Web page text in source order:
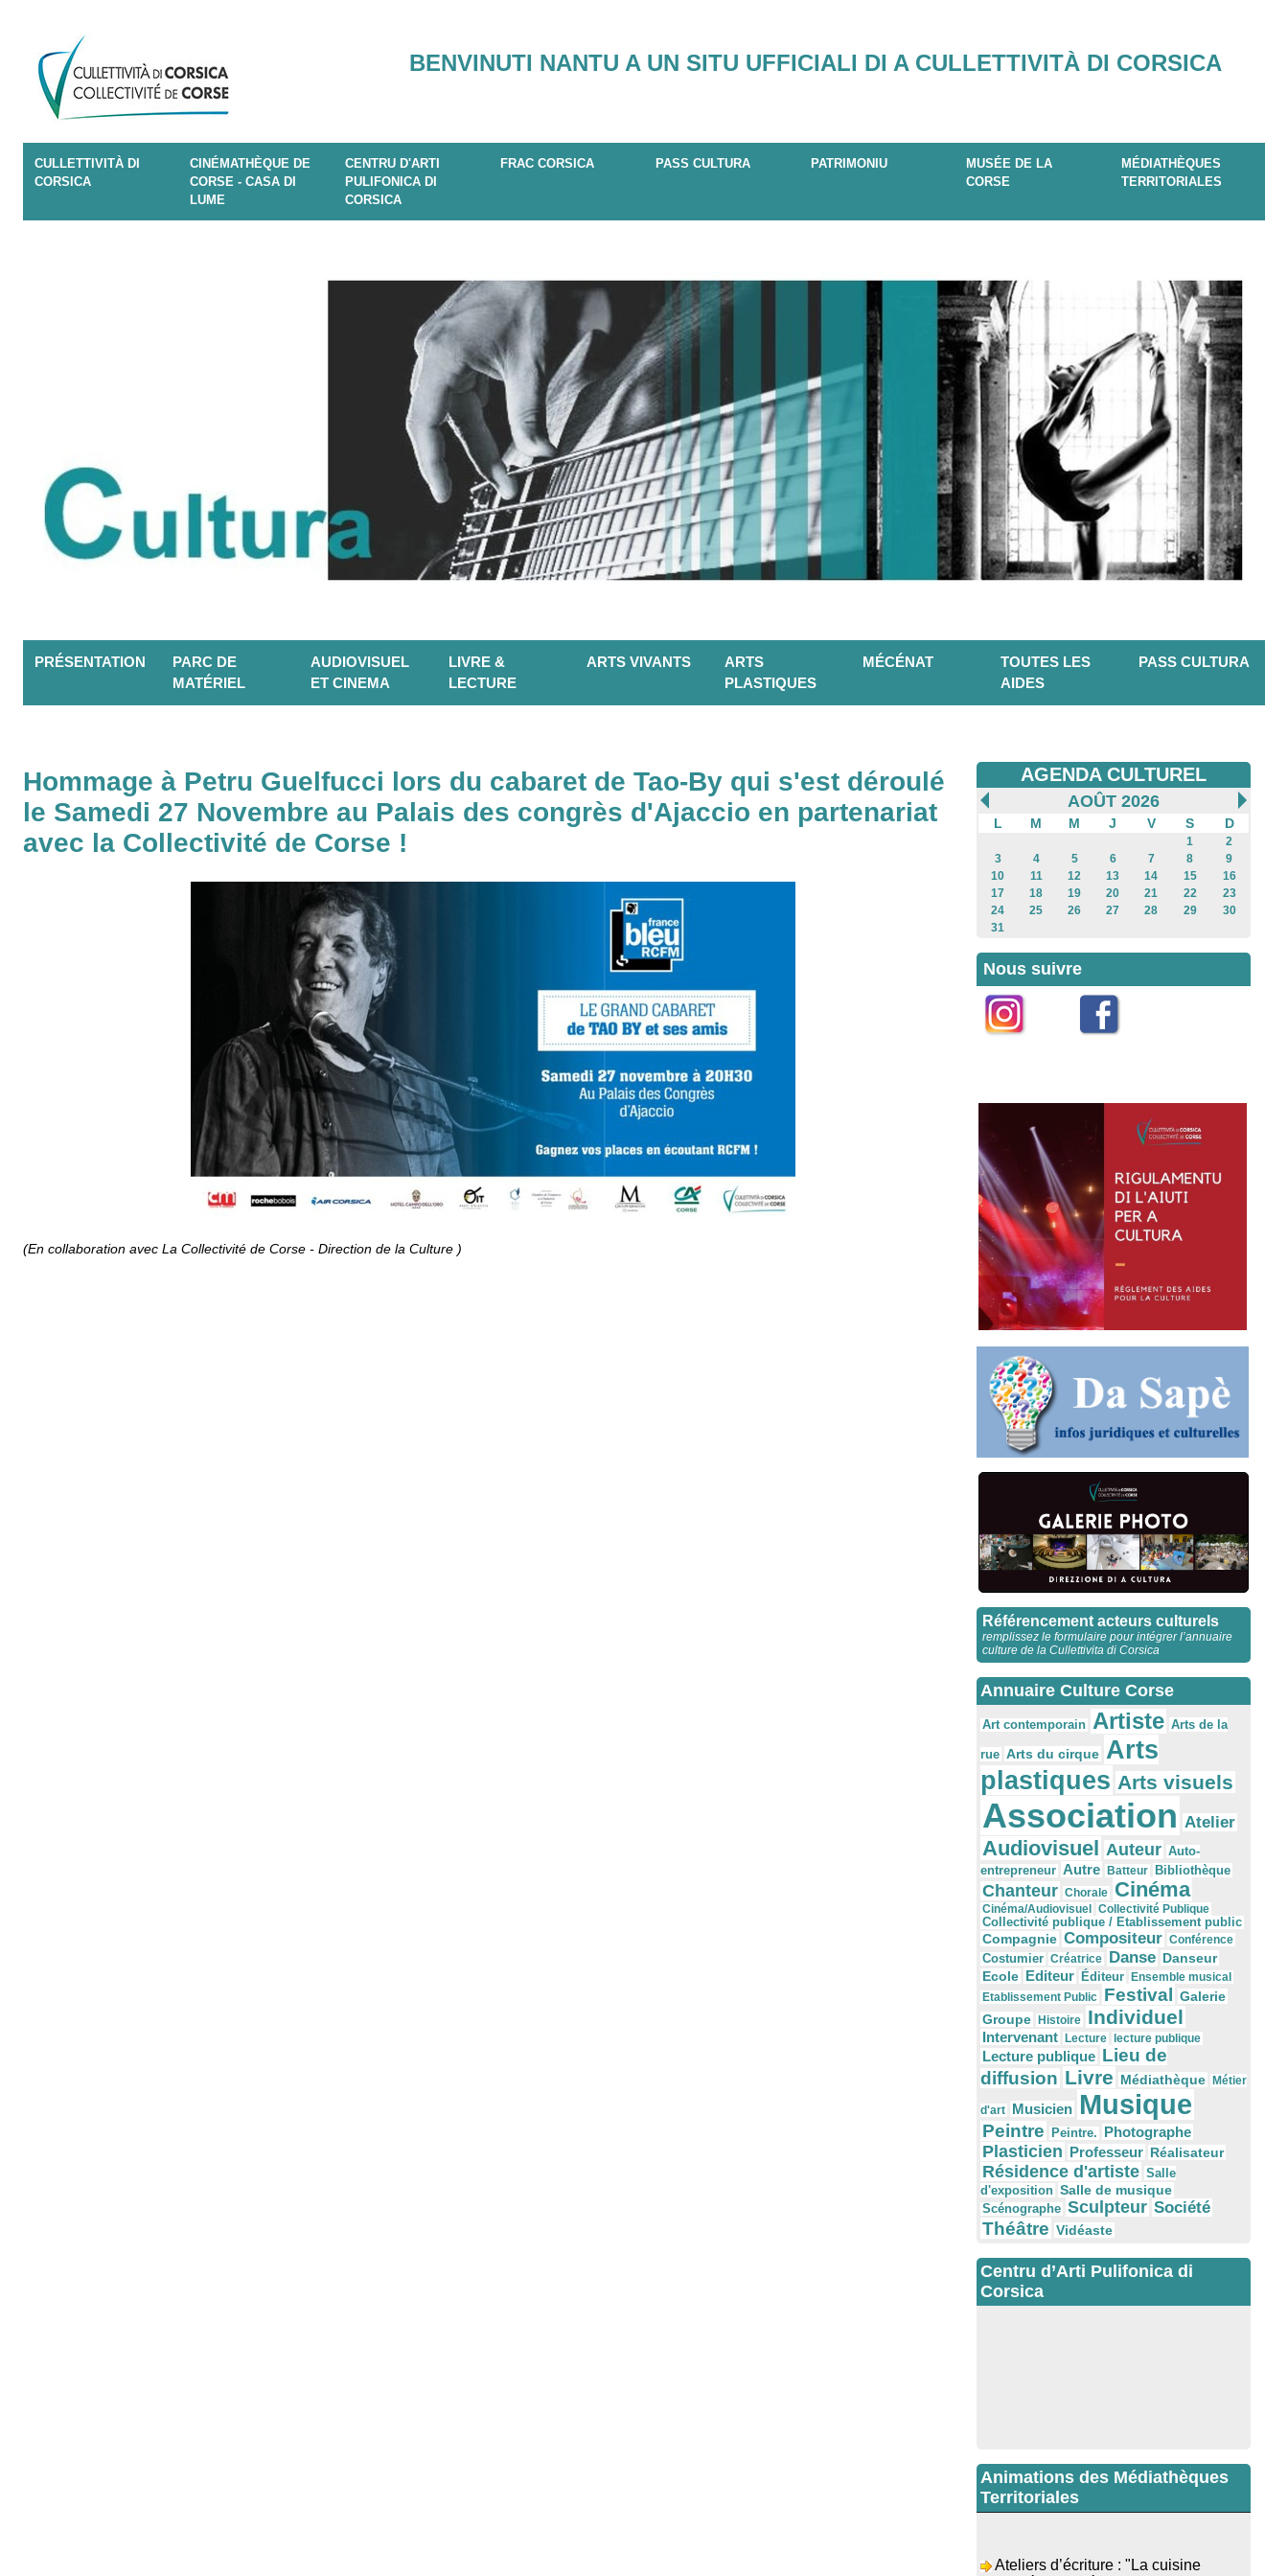
BENVINUTI NANTU A UN SITU UFFICIALI DI A CULLETTIVITÀ DI CORSICA
CULLETTIVITÀ DI
CORSICA
CINÉMATHÈQUE DE
CORSE - CASA DI
LUME
CENTRU D'ARTI
PULIFONICA DI
CORSICA
FRAC CORSICA PASS CULTURA PATRIMONIU
MUSÉE DE LA
CORSE
MÉDIATHÈQUES
TERRITORIALES
PRÉSENTATION
PARC DE
MATÉRIEL
AUDIOVISUEL
ET CINEMA
LIVRE &
LECTURE
ARTS VIVANTS
ARTS
PLASTIQUES
MÉCÉNAT
TOUTES LES
AIDES
PASS CULTURA
Hommage à Petru Guelfucci lors du cabaret de Tao-By qui s'est déroulé
le Samedi 27 Novembre au Palais des congrès d'Ajaccio en partenariat
avec la Collectivité de Corse !
(En collaboration avec La Collectivité de Corse - Direction de la Culture )
AGENDA CULTUREL
AOÛT 2026
L M M J V S D
1
2
3
4 5 6 7 8
9
10
11 12 13 14 15
16
17
18 19 20 21 22
23
24
25 26 27 28 29
30
31
Nous suivre
Référencement acteurs culturels
remplissez le formulaire pour intégrer l’annuaire
culture de la Cullettivita di Corsica
Annuaire Culture Corse
Art contemporain Artiste Arts de la
rue Arts du cirque Arts
plastiques Arts visuels
Association Atelier
Audiovisuel Auteur Auto-
entrepreneur Autre Batteur Bibliothèque
Chanteur Chorale Cinéma
Cinéma/Audiovisuel
Collectivité Publique
Collectivité publique / Etablissement public
Compagnie Compositeur Conférence
Costumier Créatrice Danse Danseur
Ecole Editeur Éditeur
Ensemble musical
Etablissement Public Festival Galerie
Groupe
Histoire Individuel
Intervenant Lecture lecture publique
Lecture publique Lieu de
diffusion Livre Médiathèque Métier
d'art Musicien Musique
Peintre Peintre. Photographe
Plasticien Professeur Réalisateur
Résidence d'artiste Salle
d'exposition Salle de musique
Scénographe Sculpteur Société
Théâtre Vidéaste
Centru d’Arti Pulifonica di
Corsica
Animations des Médiathèques
Territoriales
retrouvée" animés par Dominique